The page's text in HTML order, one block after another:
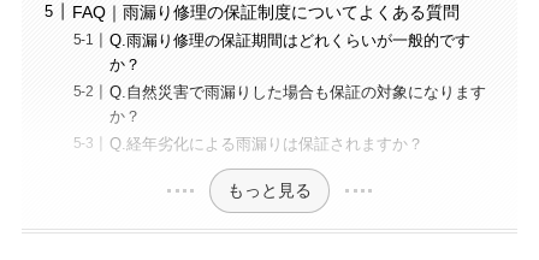
FAQ｜雨漏り修理の保証制度についてよくある質問
Q.雨漏り修理の保証期間はどれくらいが一般的です
か？
Q.自然災害で雨漏りした場合も保証の対象になります
か？
Q.経年劣化による雨漏りは保証されますか？
もっと見る